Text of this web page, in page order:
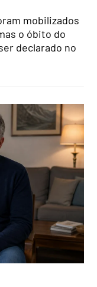
mobilizados
o óbito do
declarado no